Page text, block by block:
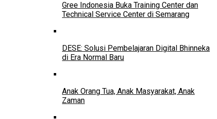
Gree Indonesia Buka Training Center dan
Technical Service Center di Semarang
DESE: Solusi Pembelajaran Digital Bhinneka
di Era Normal Baru
Anak Orang Tua, Anak Masyarakat, Anak
Zaman